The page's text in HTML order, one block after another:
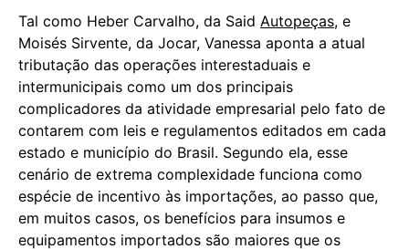
Tal como Heber Carvalho, da Said Autopeças, e
Moisés Sirvente, da Jocar, Vanessa aponta a atual
tributação das operações interestaduais e
intermunicipais como um dos principais
complicadores da atividade empresarial pelo fato de
contarem com leis e regulamentos editados em cada
estado e município do Brasil. Segundo ela, esse
cenário de extrema complexidade funciona como
espécie de incentivo às importações, ao passo que,
em muitos casos, os benefícios para insumos e
equipamentos importados são maiores que os